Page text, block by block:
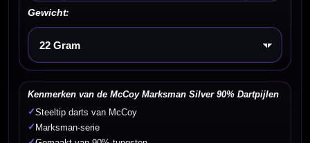
Gewicht:
Kies een optie
Kenmerken van de McCoy Marksman Silver 90% Dartpijlen
✓Steeltip darts van McCoy
✓ Marksman-serie